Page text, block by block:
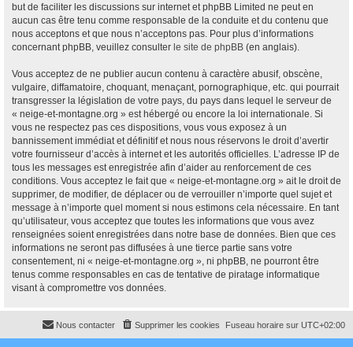
but de faciliter les discussions sur internet et phpBB Limited ne peut en
aucun cas être tenu comme responsable de la conduite et du contenu que
nous acceptons et que nous n’acceptons pas. Pour plus d’informations
concernant phpBB, veuillez consulter le site de phpBB (en anglais).
Vous acceptez de ne publier aucun contenu à caractère abusif, obscène,
vulgaire, diffamatoire, choquant, menaçant, pornographique, etc. qui pourrait
transgresser la législation de votre pays, du pays dans lequel le serveur de
« neige-et-montagne.org » est hébergé ou encore la loi internationale. Si
vous ne respectez pas ces dispositions, vous vous exposez à un
bannissement immédiat et définitif et nous nous réservons le droit d’avertir
votre fournisseur d’accès à internet et les autorités officielles. L’adresse IP de
tous les messages est enregistrée afin d’aider au renforcement de ces
conditions. Vous acceptez le fait que « neige-et-montagne.org » ait le droit de
supprimer, de modifier, de déplacer ou de verrouiller n’importe quel sujet et
message à n’importe quel moment si nous estimons cela nécessaire. En tant
qu’utilisateur, vous acceptez que toutes les informations que vous avez
renseignées soient enregistrées dans notre base de données. Bien que ces
informations ne seront pas diffusées à une tierce partie sans votre
consentement, ni « neige-et-montagne.org », ni phpBB, ne pourront être
tenus comme responsables en cas de tentative de piratage informatique
visant à compromettre vos données.
Fuseau horaire sur UTC+02:00
Supprimer les cookies
Nous contacter